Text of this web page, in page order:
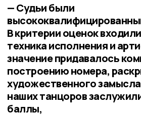
— Судьи были
В критерии оценок
техника исполнения и
значение придавалось
построению номера,
художественного
наших танцоров
баллы,